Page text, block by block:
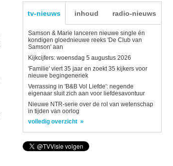
tv-nieuws inhoud radio-nieuws
Samson & Marie lanceren nieuwe single én
kondigen gloednieuwe reeks 'De Club van
Samson' aan
Kijkcijfers: woensdag 5 augustus 2026
'Familie' viert 35 jaar en zoekt 35 kijkers voor
nieuwe begingeneriek
Verrassing in 'B&B Vol Liefde': negende
eigenaar sluit zich aan voor liefdesavontuur
Nieuwe NTR-serie over de rol van wetenschap
in tijden van oorlog
volledig overzicht